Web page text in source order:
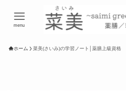
menu
ホーム 菜美(さいみ)の学習ノート│薬膳上級資格